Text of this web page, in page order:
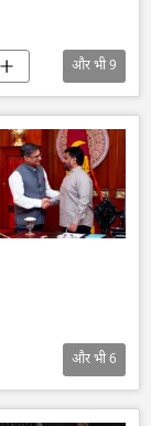
और भी9
और भी6